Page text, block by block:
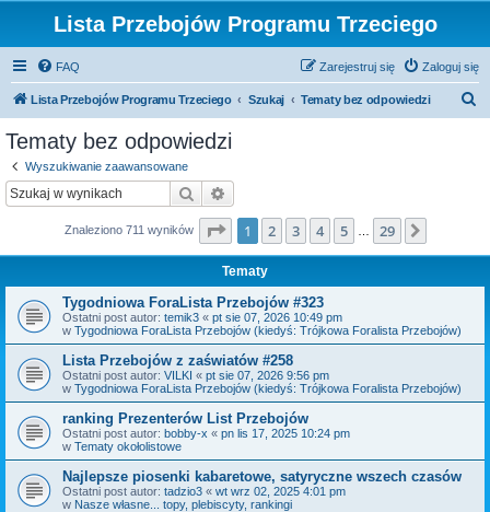
Lista Przebojów Programu Trzeciego
FAQ Zaloguj się
Zarejestruj się
Lista Przebojów Programu Trzeciego Szukaj Tematy bez odpowiedzi
Tematy bez odpowiedzi
Wyszukiwanie zaawansowane
Szukaj
Znaleziono 711 wyników Strona1 z29
1 2 3 4 5 29
Tematy
Tygodniowa ForaLista Przebojów #323
Ostatni post autor: temik3 « pt sie 07, 2026 10:49 pm
w Tygodniowa ForaLista Przebojów (kiedyś: Trójkowa Foralista Przebojów)
Lista Przebojów z zaświatów #258
Ostatni post autor: VILKI « pt sie 07, 2026 9:56 pm
w Tygodniowa ForaLista Przebojów (kiedyś: Trójkowa Foralista Przebojów)
ranking Prezenterów List Przebojów
Ostatni post autor: bobby-x « pn lis 17, 2025 10:24 pm
w Tematy okołolistowe
Najlepsze piosenki kabaretowe, satyryczne wszech czasów
Ostatni post autor: tadzio3 « wt wrz 02, 2025 4:01 pm
w Nasze własne... topy, plebiscyty, rankingi